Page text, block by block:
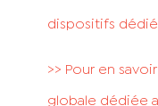
dispositifs
>> Pour en
globale dédiée